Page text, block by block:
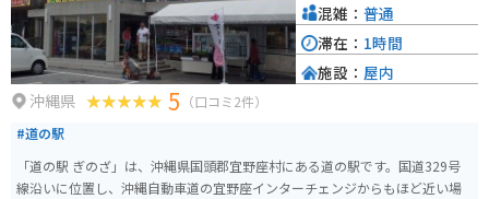
そばなどの郷土料理が味わえる * シークヮーサーを使ったお土産が豊富 * や
んばるの自然を感じられる 【周辺情報】 * やんばる学びの森（博物館） * 大
宜味村塩屋富士展望台 * ター滝 道の駅 おおぎみは、沖縄の自然や文化を満喫
できるスポットです。沖縄観光の際は、ぜひ訪れてみてください。
沖縄県 5 （口コミ2件）
#道の駅
「道の駅 ぎのざ」は、沖縄県国頭郡宜野座村にある道の駅です。国道329号
線沿いに位置し、沖縄自動車道の宜野座インターチェンジからもほど近い場
混雑： 普通
滞在： 1時間
施設： 屋内